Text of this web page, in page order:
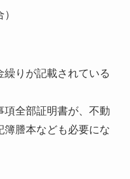
りが記載されている
項全部証明書が、不動
簿謄本なども必要にな